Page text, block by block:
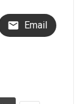
Email